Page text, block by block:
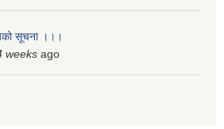
सूचना ।।।
weeks ago